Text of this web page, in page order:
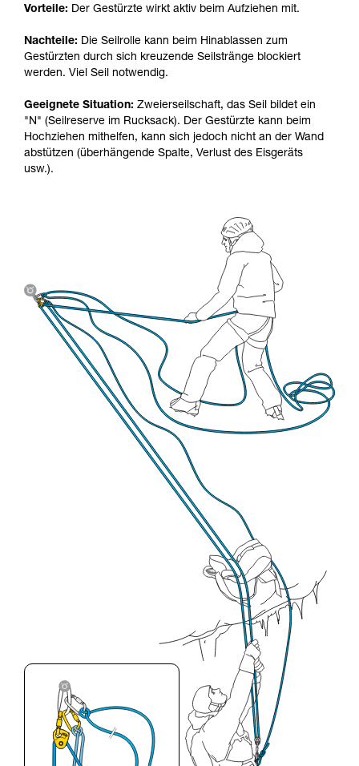
Vorteile: Der Gestürzte wirkt aktiv beim Aufziehen mit.
Nachteile: Die Seilrolle kann beim Hinablassen zum
Gestürzten durch sich kreuzende Seilstränge blockiert
werden. Viel Seil notwendig.
Geeignete Situation: Zweierseilschaft, das Seil bildet ein
"N" (Seilreserve im Rucksack). Der Gestürzte kann beim
Hochziehen mithelfen, kann sich jedoch nicht an der Wand
abstützen (überhängende Spalte, Verlust des Eisgeräts
usw.).